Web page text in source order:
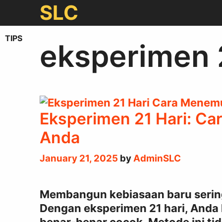
content
SLC
TIPS eksperimen
Eksperimen 21 Hari:
Anda
January 21, 2025 byAdminSLC
Membangun kebiasaan baru
Dengan eksperimen 21 hari,